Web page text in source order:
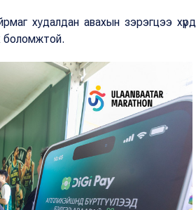
худалдан авахын зэрэгцээ хүрд
боломжтой.